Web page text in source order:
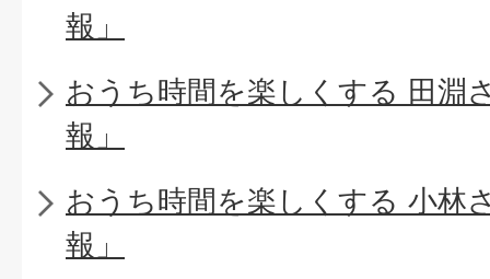
報」
おうち時間を楽しくする 田淵
報」
おうち時間を楽しくする 小林
報」